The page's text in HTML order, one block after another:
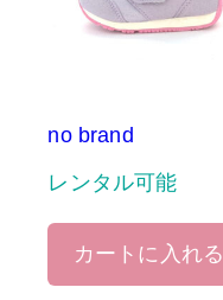
no brand
レンタル可能
カートに入れる